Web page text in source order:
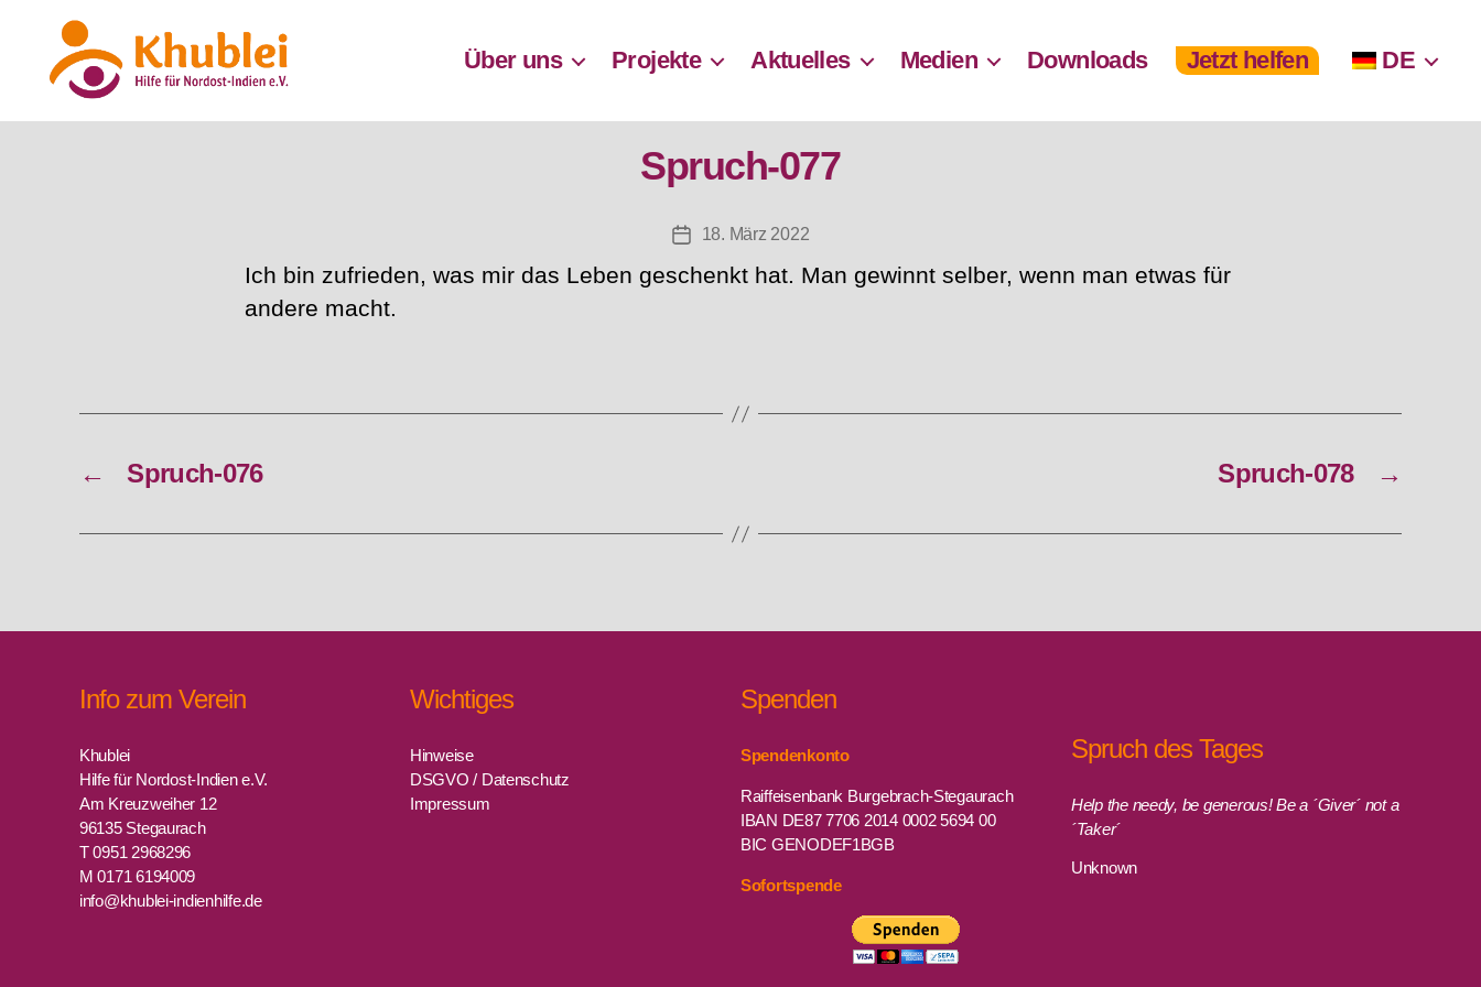
Khublei
Über uns Projekte Aktuelles Medien Downloads Jetzt helfen DE
Spruch-077
Beitragsdatum
18. März 2022
Ich bin zufrieden, was mir das Leben geschenkt hat. Man gewinnt selber, wenn man etwas für
andere macht.
← Spruch-076 →
Spruch-078
Info zum Verein
Khublei
Hilfe für Nordost-Indien e.V.
Am Kreuzweiher 12
96135 Stegaurach
T 0951 2968296
M 0171 6194009
info@khublei-indienhilfe.de
Wichtiges
Hinweise
DSGVO / Datenschutz
Impressum
Spenden
Spendenkonto
Raiffeisenbank Burgebrach-Stegaurach
IBAN DE87 7706 2014 0002 5694 00
BIC GENODEF1BGB
Sofortspende
Spruch des Tages
Help the needy, be generous! Be a ´Giver´ not a
´Taker´
Unknown